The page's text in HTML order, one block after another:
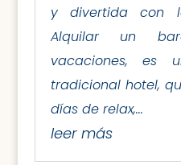
y divertida con
Alquilar un
vacaciones, es
tradicional hotel,
días de relax,...
leer más